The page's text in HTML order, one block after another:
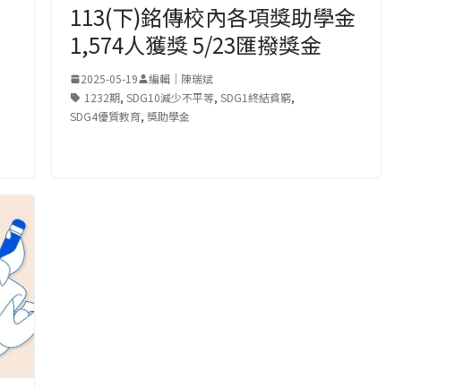
113(下)銘傳校內各項獎助學金
1,574人獲獎 5/23匯撥獎金
2025-05-19
編輯｜陳瑞斌
1232期,SDG10減少不平等,SDG1終結貧窮,
SDG4優質教育,獎助學金